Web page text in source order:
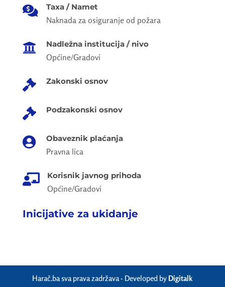
 Taxa / Namet
Naknada za osiguranje od požara
 Nadležna institucija / nivo
Općine/Gradovi
 Zakonski osnov
 Podzakonski osnov
 Obaveznik plaćanja
Pravna lica
 Korisnik javnog prihoda
Općine/Gradovi
Inicijative za ukidanje
Harač.ba sva prava zadržava - Developed byDigitalk